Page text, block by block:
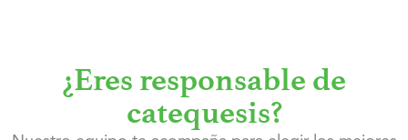
¿Eres responsable de
catequesis?